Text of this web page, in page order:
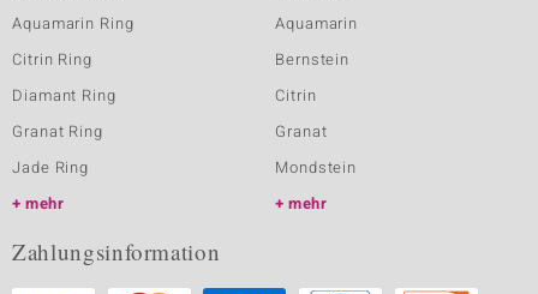
Aquamarin Ring
Citrin Ring
Diamant Ring
Granat Ring
Jade Ring
mehr
Aquamarin
Bernstein
Citrin
Granat
Mondstein
mehr
Zahlungsinformation